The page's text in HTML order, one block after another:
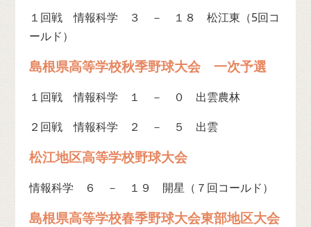
１回戦 情報科学 ３ － １８ 松江東（5回コ
ールド）
島根県高等学校秋季野球大会 一次予選
１回戦 情報科学 １ － ０ 出雲農林
２回戦 情報科学 ２ － ５ 出雲
松江地区高等学校野球大会
情報科学 ６ － １９ 開星（７回コールド）
島根県高等学校春季野球大会東部地区大会